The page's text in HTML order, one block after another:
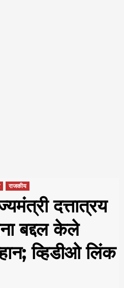
राजकीय
दत्तात्रय
बद्दल केले
व्हिडीओ लिंक